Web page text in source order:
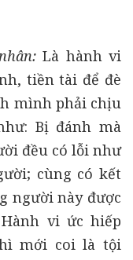
Là hành vi
tiền tài để đè
mình phải chịu
Bị đánh mà
đều có lỗi như
cùng có kết
người này được
vi ức hiếp
mới coi là tội